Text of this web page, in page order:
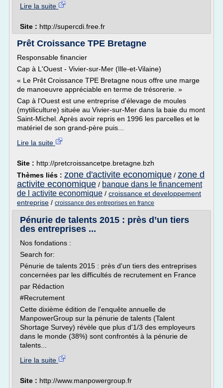
Lire la suite
Site : http://supercdi.free.fr
Prêt Croissance TPE Bretagne
Responsable financier
Cap à L'Ouest - Vivier-sur-Mer (Ille-et-Vilaine)
« Le Prêt Croissance TPE Bretagne nous offre une marge
de manoeuvre appréciable en terme de trésorerie. »
Cap à l'Ouest est une entreprise d'élevage de moules
(mytiliculture) située au Vivier-sur-Mer dans la baie du mont
Saint-Michel. Après avoir repris en 1996 les parcelles et le
matériel de son grand-père puis...
Lire la suite
Site : http://pretcroissancetpe.bretagne.bzh
Thèmes liés : zone d'activite economique / zone d
activite economique / banque dans le financement
de l activite economique / croissance et developpement
entreprise / croissance des entreprises en france
Pénurie de talents 2015 : près d’un tiers
des entreprises ...
Nos fondations :
Search for:
Pénurie de talents 2015 : près d'un tiers des entreprises
concernées par les difficultés de recrutement en France
par Rédaction
#Recrutement
Cette dixième édition de l'enquête annuelle de
ManpowerGroup sur la pénurie de talents (Talent
Shortage Survey) révèle que plus d'1/3 des employeurs
dans le monde (38%) sont confrontés à la pénurie de
talents...
Lire la suite
Site : http://www.manpowergroup.fr